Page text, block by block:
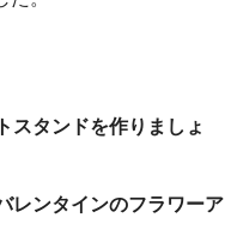
スタンドを作りましょ
バレンタインのフラワーア